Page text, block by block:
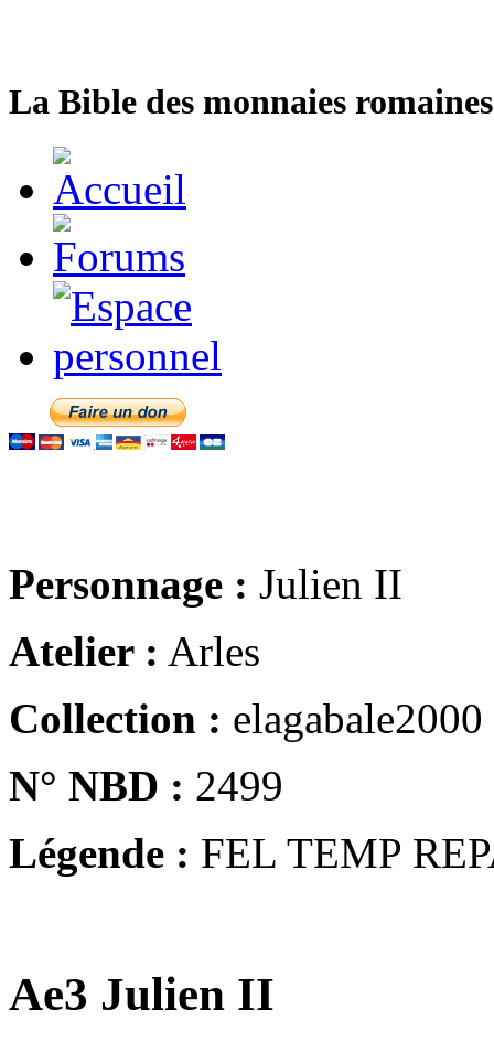
La Bible des monnaies
Personnage : Julien II
Atelier : Arles
Collection : elagabale2000
N° NBD : 2499
Légende : FEL TEMP
Ae3 Julien II